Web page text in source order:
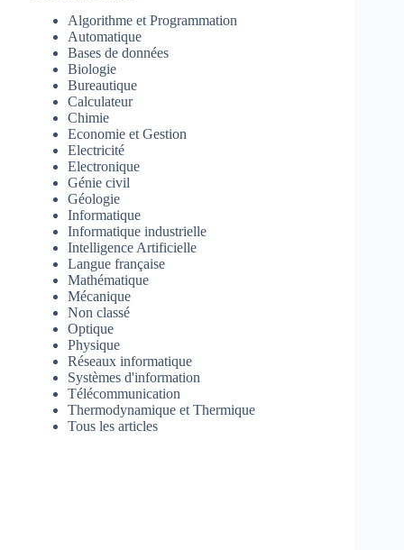
Algorithme et Programmation
Automatique
Bases de données
Biologie
Bureautique
Calculateur
Chimie
Economie et Gestion
Electricité
Electronique
Génie civil
Géologie
Informatique
Informatique industrielle
Intelligence Artificielle
Langue française
Mathématique
Mécanique
Non classé
Optique
Physique
Réseaux informatique
Systèmes d'information
Télécommunication
Thermodynamique et Thermique
Tous les articles